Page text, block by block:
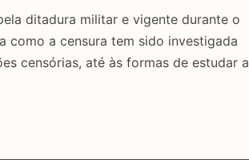
ditadura militar e vigente durante o
como a censura tem sido investigada
censórias, até às formas de estudar a